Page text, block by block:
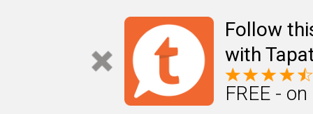
Follow
with
FREE -